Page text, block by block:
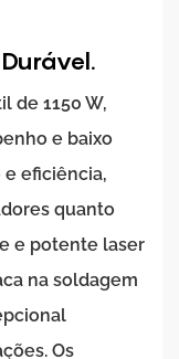
de 1150 W,
e baixo
eficiência,
quanto
e potente laser
na soldagem
Os